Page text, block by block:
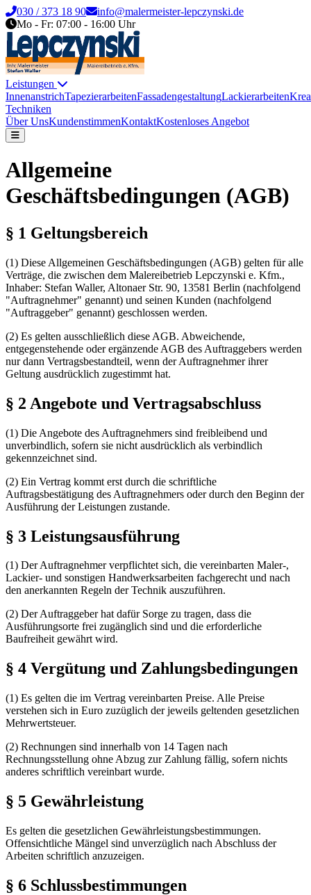
030 / 373 18 90
info@malermeister-lepczynski.de
Mo - Fr: 07:00 - 16:00 Uhr
Leistungen
InnenanstrichTapezierarbeitenFassadengestaltungLackierarbeiten
Techniken
Über UnsKundenstimmenKontaktKostenloses Angebot
Allgemeine
Geschäftsbedingungen (AGB)
§ 1 Geltungsbereich
(1) Diese Allgemeinen Geschäftsbedingungen (AGB) gelten für alle
Verträge, die zwischen dem Malereibetrieb Lepczynski e. Kfm.,
Inhaber: Stefan Waller, Altonaer Str. 90, 13581 Berlin (nachfolgend
"Auftragnehmer" genannt) und seinen Kunden (nachfolgend
"Auftraggeber" genannt) geschlossen werden.
(2) Es gelten ausschließlich diese AGB. Abweichende,
entgegenstehende oder ergänzende AGB des Auftraggebers werden
nur dann Vertragsbestandteil, wenn der Auftragnehmer ihrer
Geltung ausdrücklich zugestimmt hat.
§ 2 Angebote und Vertragsabschluss
(1) Die Angebote des Auftragnehmers sind freibleibend und
unverbindlich, sofern sie nicht ausdrücklich als verbindlich
gekennzeichnet sind.
(2) Ein Vertrag kommt erst durch die schriftliche
Auftragsbestätigung des Auftragnehmers oder durch den Beginn der
Ausführung der Leistungen zustande.
§ 3 Leistungsausführung
(1) Der Auftragnehmer verpflichtet sich, die vereinbarten Maler-,
Lackier- und sonstigen Handwerksarbeiten fachgerecht und nach
den anerkannten Regeln der Technik auszuführen.
(2) Der Auftraggeber hat dafür Sorge zu tragen, dass die
Ausführungsorte frei zugänglich sind und die erforderliche
Baufreiheit gewährt wird.
§ 4 Vergütung und Zahlungsbedingungen
(1) Es gelten die im Vertrag vereinbarten Preise. Alle Preise
verstehen sich in Euro zuzüglich der jeweils geltenden gesetzlichen
Mehrwertsteuer.
(2) Rechnungen sind innerhalb von 14 Tagen nach
Rechnungsstellung ohne Abzug zur Zahlung fällig, sofern nichts
anderes schriftlich vereinbart wurde.
§ 5 Gewährleistung
Es gelten die gesetzlichen Gewährleistungsbestimmungen.
Offensichtliche Mängel sind unverzüglich nach Abschluss der
Arbeiten schriftlich anzuzeigen.
§ 6 Schlussbestimmungen